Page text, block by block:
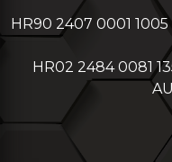
HR90 2407 0001 1005
HR02 2484 0081